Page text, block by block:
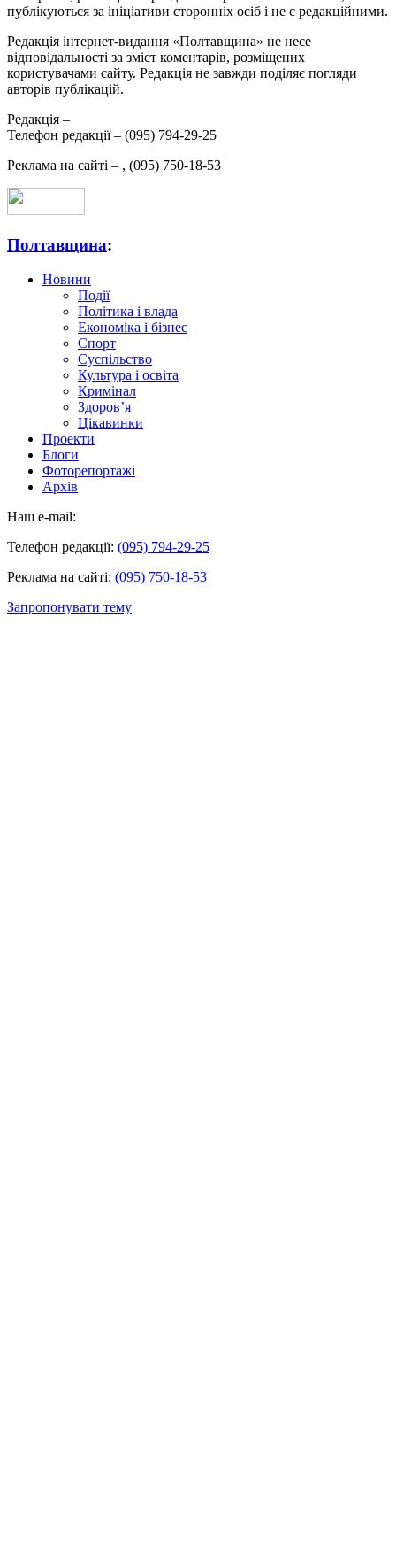
публікуються за ініціативи сторонніх осіб і не є редакційними.
Редакція інтернет-видання «Полтавщина» не несе
відповідальності за зміст коментарів, розміщених
користувачами сайту. Редакція не завжди поділяє погляди
авторів публікацій.
Редакція –
Телефон редакції – (095) 794-29-25
Реклама на сайті – , (095) 750-18-53
Полтавщина:
Новини
Події
Політика і влада
Економіка і бізнес
Спорт
Суспільство
Культура і освіта
Кримінал
Здоров’я
Цікавинки
Проекти
Блоги
Фоторепортажі
Архів
Наш e-mail:
Телефон редакції: (095) 794-29-25
Реклама на сайті: (095) 750-18-53
Запропонувати тему